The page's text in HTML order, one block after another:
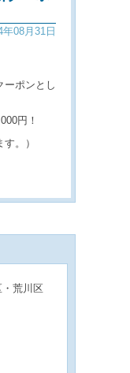
年08月31日
ーポンとし
円！
。）
荒川区